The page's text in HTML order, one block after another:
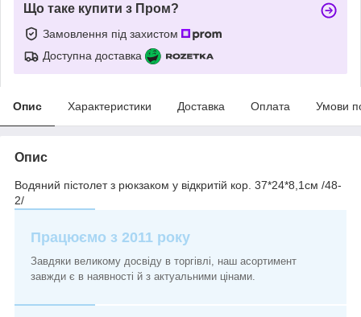
Що таке купити з Пром?
Замовлення під захистом
Доступна доставка
Опис Характеристики Доставка Оплата Умови
Опис
Водяний пістолет з рюкзаком у відкритій кор. 37*24*8,1см /48-
2/
Працюємо з 2011 року
Завдяки великому досвіду в торгівлі, наш асортимент
завжди є в наявності й з актуальними цінами.